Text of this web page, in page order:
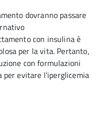
dovranno passare
con insulina è
per la vita. Pertanto,
con formulazioni
evitare l'iperglicemia